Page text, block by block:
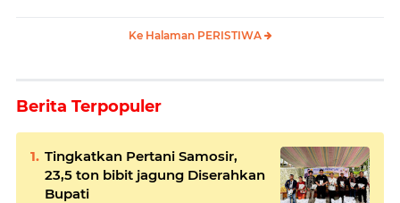
Ke Halaman PERISTIWA
Berita Terpopuler
Tingkatkan Pertani Samosir,
23,5 ton bibit jagung Diserahkan
Bupati